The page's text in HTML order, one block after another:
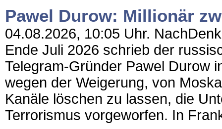
Pawel Durow: Millionär
04.08.2026, 10:05 Uhr.
Ende Juli 2026 schrieb der
Telegram-Gründer Pawel Durow
wegen der Weigerung, von
Kanäle löschen zu lassen, die
Terrorismus vorgeworfen. In